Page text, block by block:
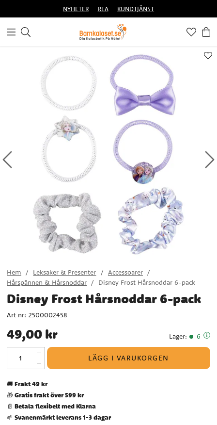
NYHETER REA KUNDTJÄNST
Hem Leksaker & Presenter
Accessoarer
Hårspännen & Hårsnoddar
Disney Frost Hårsnoddar 6-pack
Disney Frost Hårsnoddar 6-pack
Art nr: 2500002458
Pris: 49,00 kr
49,00 kr Lager: 6
LÄGG I VARUKORGEN
🚚 Frakt 49 kr
🎁 Gratis frakt över 599 kr
📄 Betala flexibelt med Klarna
🌱 Svanenmärkt leverans 1-3 dagar